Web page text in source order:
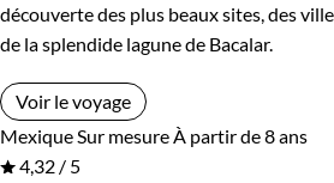
découverte des plus beaux sites, des
de la splendide lagune de Bacalar.
Voir le voyage
Mexique Sur mesure À partir de 8 ans
4,32 / 5